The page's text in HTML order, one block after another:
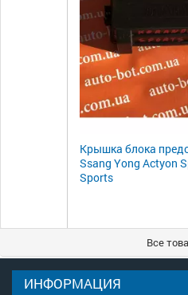
Крышка блока
Ssang Yong Actyon
Sports
Все
ИНФОРМАЦИЯ